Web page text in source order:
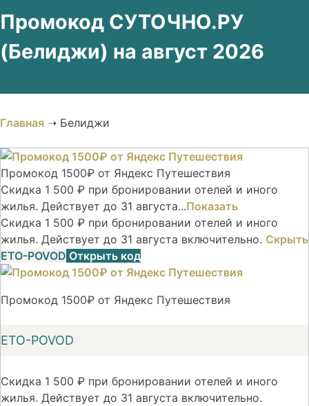
Промокод СУТОЧНО.РУ
(Белиджи) на август 2026
Главная ➝ Белиджи
Промокод 1500₽ от Яндекс Путешествия
Скидка 1 500 ₽ при бронировании отелей и иного
жилья. Действует до 31 августа...Показать
Скидка 1 500 ₽ при бронировании отелей и иного
жилья. Действует до 31 августа включительно. Скрыть
ETO-POVOD Открыть код
Промокод 1500₽ от Яндекс Путешествия
ETO-POVOD
Скидка 1 500 ₽ при бронировании отелей и иного
жилья. Действует до 31 августа включительно.